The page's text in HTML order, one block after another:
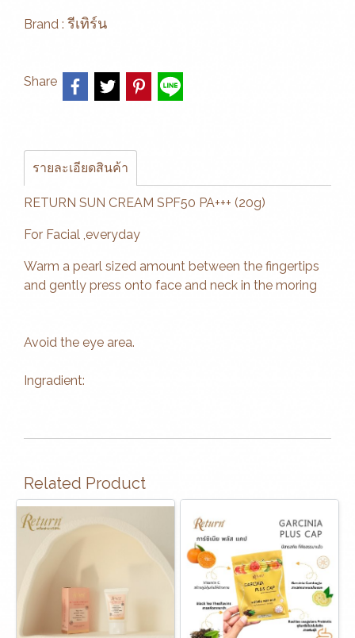
Brand : รีเทิร์น
Share
รายละเอียดสินค้า
RETURN SUN CREAM SPF50 PA+++ (20g)
For Facial ,everyday
Warm a pearl sized amount between the fingertips
and gently press onto face and neck in the moring
Avoid the eye area.
Ingradient:
Related Product